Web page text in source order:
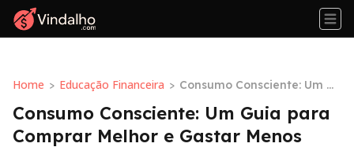
Home > Educação Financeira > Consumo Consciente: Um G
uia para Comprar Melhor e
Gastar Menos
Consumo Consciente: Um Guia para
Comprar Melhor e Gastar Menos